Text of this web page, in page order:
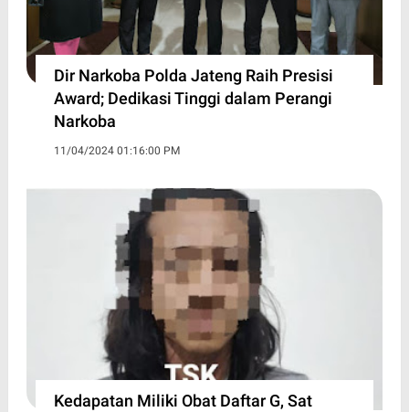
Dir Narkoba Polda Jateng Raih Presisi
Award; Dedikasi Tinggi dalam Perangi
Narkoba
11/04/2024 01:16:00 PM
Kedapatan Miliki Obat Daftar G, Sat